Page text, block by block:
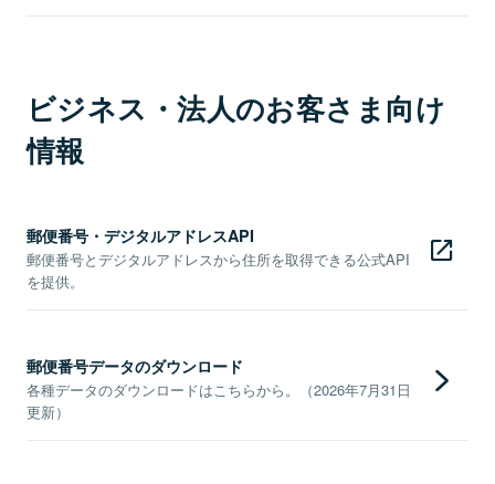
ビジネス・法人のお客さま向け
情報
郵便番号・デジタルアドレスAPI
郵便番号とデジタルアドレスから住所を取得できる公式API
を提供。
郵便番号データのダウンロード
各種データのダウンロードはこちらから。（2026年7月31日
更新）